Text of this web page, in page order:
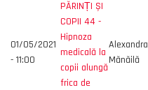
01/05/2021
- 11:00
PĂRINȚI ȘI
COPII 44 -
Hipnoza
medicală la
copii alungă
frica de
Alexandra
Mănăilă